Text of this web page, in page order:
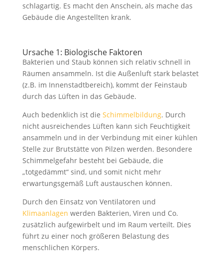
schlagartig. Es macht den Anschein, als mache das
Gebäude die Angestellten krank.
Ursache 1: Biologische Faktoren
Bakterien und Staub können sich relativ schnell in
Räumen ansammeln. Ist die Außenluft stark belastet
(z.B. im Innenstadtbereich), kommt der Feinstaub
durch das Lüften in das Gebäude.
Auch bedenklich ist die Schimmelbildung. Durch
nicht ausreichendes Lüften kann sich Feuchtigkeit
ansammeln und in der Verbindung mit einer kühlen
Stelle zur Brutstätte von Pilzen werden. Besondere
Schimmelgefahr besteht bei Gebäude, die
„totgedämmt“ sind, und somit nicht mehr
erwartungsgemäß Luft austauschen können.
Durch den Einsatz von Ventilatoren und
Klimaanlagen werden Bakterien, Viren und Co.
zusätzlich aufgewirbelt und im Raum verteilt. Dies
führt zu einer noch größeren Belastung des
menschlichen Körpers.